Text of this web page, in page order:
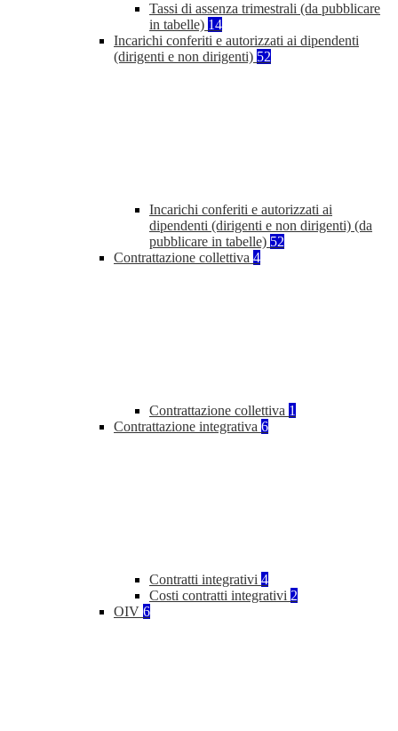
Tassi di assenza trimestrali (da pubblicare
in tabelle) 14
Incarichi conferiti e autorizzati ai dipendenti
(dirigenti e non dirigenti) 52
Incarichi conferiti e autorizzati ai
dipendenti (dirigenti e non dirigenti) (da
pubblicare in tabelle) 52
Contrattazione collettiva 4
Contrattazione collettiva 1
Contrattazione integrativa 6
Contratti integrativi 4
Costi contratti integrativi 2
OIV 6